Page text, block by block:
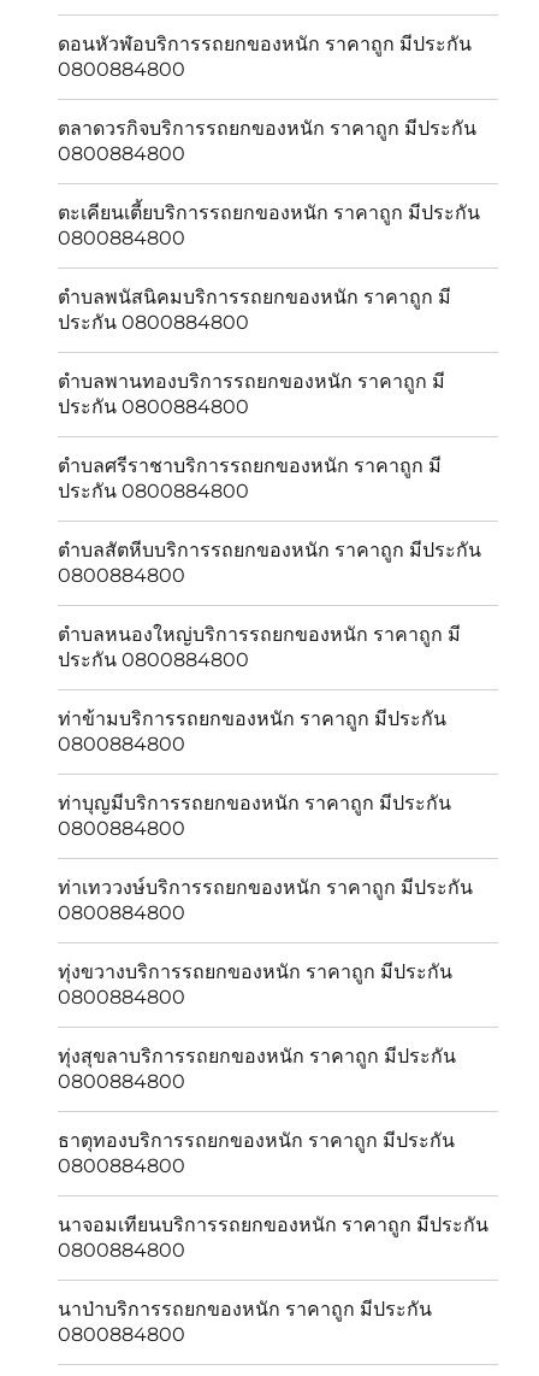
ดอนหัวฬ่อบริการรถยกของหนัก ราคาถูก มีประกัน
0800884800
ตลาดวรกิจบริการรถยกของหนัก ราคาถูก มีประกัน
0800884800
ตะเคียนเตี้ยบริการรถยกของหนัก ราคาถูก มีประกัน
0800884800
ตำบลพนัสนิคมบริการรถยกของหนัก ราคาถูก มี
ประกัน 0800884800
ตำบลพานทองบริการรถยกของหนัก ราคาถูก มี
ประกัน 0800884800
ตำบลศรีราชาบริการรถยกของหนัก ราคาถูก มี
ประกัน 0800884800
ตำบลสัตหีบบริการรถยกของหนัก ราคาถูก มีประกัน
0800884800
ตำบลหนองใหญ่บริการรถยกของหนัก ราคาถูก มี
ประกัน 0800884800
ท่าข้ามบริการรถยกของหนัก ราคาถูก มีประกัน
0800884800
ท่าบุญมีบริการรถยกของหนัก ราคาถูก มีประกัน
0800884800
ท่าเทววงษ์บริการรถยกของหนัก ราคาถูก มีประกัน
0800884800
ทุ่งขวางบริการรถยกของหนัก ราคาถูก มีประกัน
0800884800
ทุ่งสุขลาบริการรถยกของหนัก ราคาถูก มีประกัน
0800884800
ธาตุทองบริการรถยกของหนัก ราคาถูก มีประกัน
0800884800
นาจอมเทียนบริการรถยกของหนัก ราคาถูก มีประกัน
0800884800
นาป่าบริการรถยกของหนัก ราคาถูก มีประกัน
0800884800